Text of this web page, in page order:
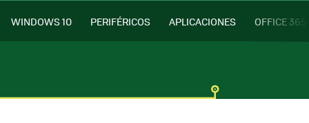
WINDOWS 10 PERIFÉRICOS APLICACIONES OFFICE 365